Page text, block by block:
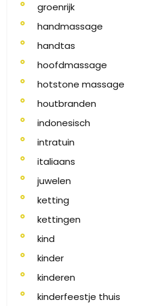
groenrijk
handmassage
handtas
hoofdmassage
hotstone massage
houtbranden
indonesisch
intratuin
italiaans
juwelen
ketting
kettingen
kind
kinder
kinderen
kinderfeestje thuis